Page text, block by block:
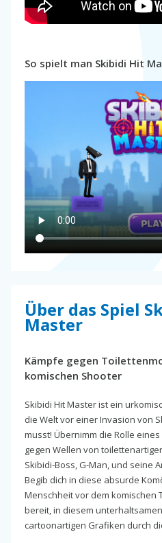
So spielt man Skibidi Hit
Über das Spiel
Master
Kämpfe gegen
komischen Shooter
Skibidi Hit Master ist ein
die Welt vor einer Invasion von
musst! Übernimm die Rolle
gegen Wellen von
Skibidi-Boss, G-Man, und seine
Begib dich in diese absurde
Menschheit vor dem komischen
bereit, in diesem
cartoonartigen Grafiken durch